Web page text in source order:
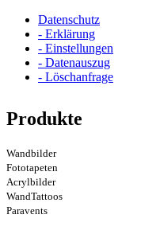
Datenschutz
- Erklärung
- Einstellungen
- Datenauszug
- Löschanfrage
Produkte
Wandbilder
Fototapeten
Acrylbilder
WandTattoos
Paravents